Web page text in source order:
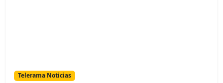
Telerama Noticias